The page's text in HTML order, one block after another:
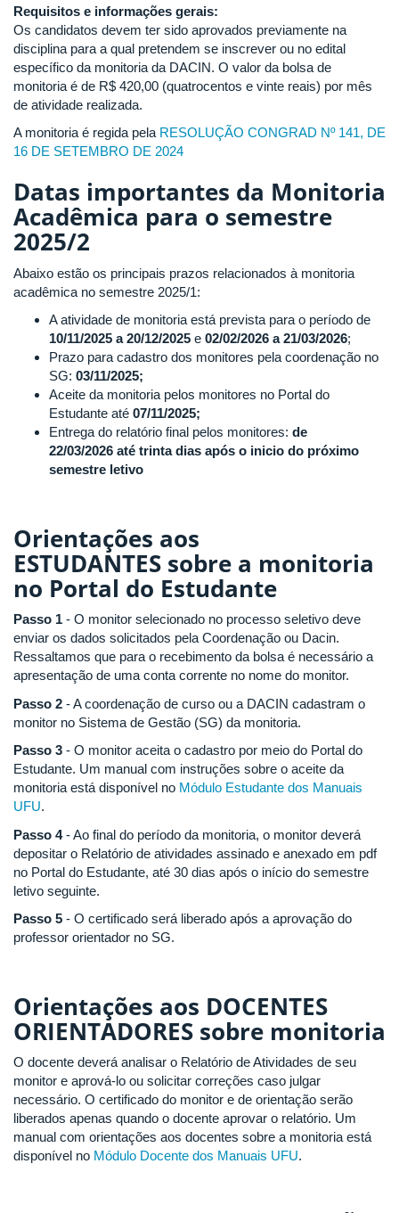
Requisitos e informações gerais:
Os candidatos devem ter sido aprovados previamente na
disciplina para a qual pretendem se inscrever ou no edital
específico da monitoria da DACIN. O valor da bolsa de
monitoria é de R$ 420,00 (quatrocentos e vinte reais) por mês
de atividade realizada.
A monitoria é regida pela RESOLUÇÃO CONGRAD Nº 141, DE
16 DE SETEMBRO DE 2024
Datas importantes da Monitoria
Acadêmica para o semestre
2025/2
Abaixo estão os principais prazos relacionados à monitoria
acadêmica no semestre 2025/1:
A atividade de monitoria está prevista para o período de
10/11/2025 a 20/12/2025 e 02/02/2026 a 21/03/2026;
Prazo para cadastro dos monitores pela coordenação no
SG: 03/11/2025;
Aceite da monitoria pelos monitores no Portal do
Estudante até 07/11/2025;
Entrega do relatório final pelos monitores: de
22/03/2026 até trinta dias após o inicio do próximo
semestre letivo
Orientações aos
ESTUDANTES sobre a monitoria
no Portal do Estudante
Passo 1 - O monitor selecionado no processo seletivo deve
enviar os dados solicitados pela Coordenação ou Dacin.
Ressaltamos que para o recebimento da bolsa é necessário a
apresentação de uma conta corrente no nome do monitor.
Passo 2 - A coordenação de curso ou a DACIN cadastram o
monitor no Sistema de Gestão (SG) da monitoria.
Passo 3 - O monitor aceita o cadastro por meio do Portal do
Estudante. Um manual com instruções sobre o aceite da
monitoria está disponível no Módulo Estudante dos Manuais
UFU.
Passo 4- Ao final do período da monitoria, o monitor deverá
depositar o Relatório de atividades assinado e anexado em pdf
no Portal do Estudante, até 30 dias após o início do semestre
letivo seguinte.
Passo 5 - O certificado será liberado após a aprovação do
professor orientador no SG.
Orientações aos DOCENTES
ORIENTADORES sobre monitoria
O docente deverá analisar o Relatório de Atividades de seu
monitor e aprová-lo ou solicitar correções caso julgar
necessário. O certificado do monitor e de orientação serão
liberados apenas quando o docente aprovar o relatório. Um
manual com orientações aos docentes sobre a monitoria está
disponível no Módulo Docente dos Manuais UFU.